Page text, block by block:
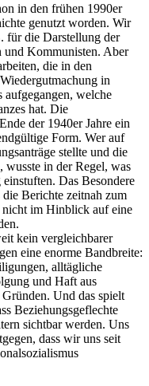
in den frühen 1990er
genutzt worden. Wir
für die Darstellung der
Kommunisten. Aber
die in den
in
aufgegangen, welche
hat. Die
der 1940er Jahre ein
Form. Wer auf
stellte und die
wusste in der Regel, was
Das Besondere
die Berichte zeitnah zum
nicht im Hinblick auf eine
kein vergleichbarer
eine enorme Bandbreite:
alltägliche
und Haft aus
Und das spielt
Beziehungsgeflechte
sichtbar werden. Uns
dass wir uns seit